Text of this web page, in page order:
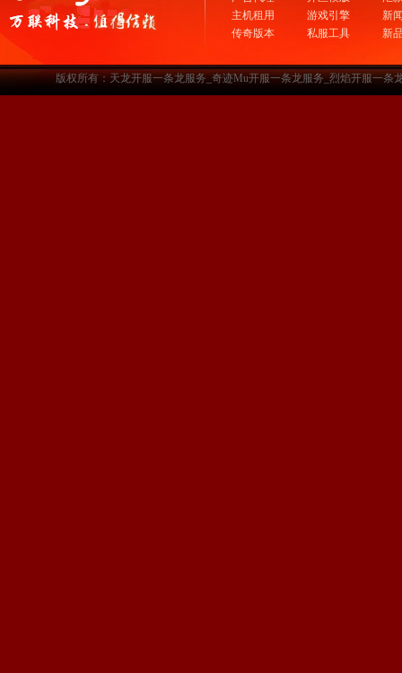
主机租用
传奇版本
游戏引擎
私服工具
新
新
版权所有：天龙开服一条龙服务_奇迹Mu开服一条龙服务_烈焰开服一条